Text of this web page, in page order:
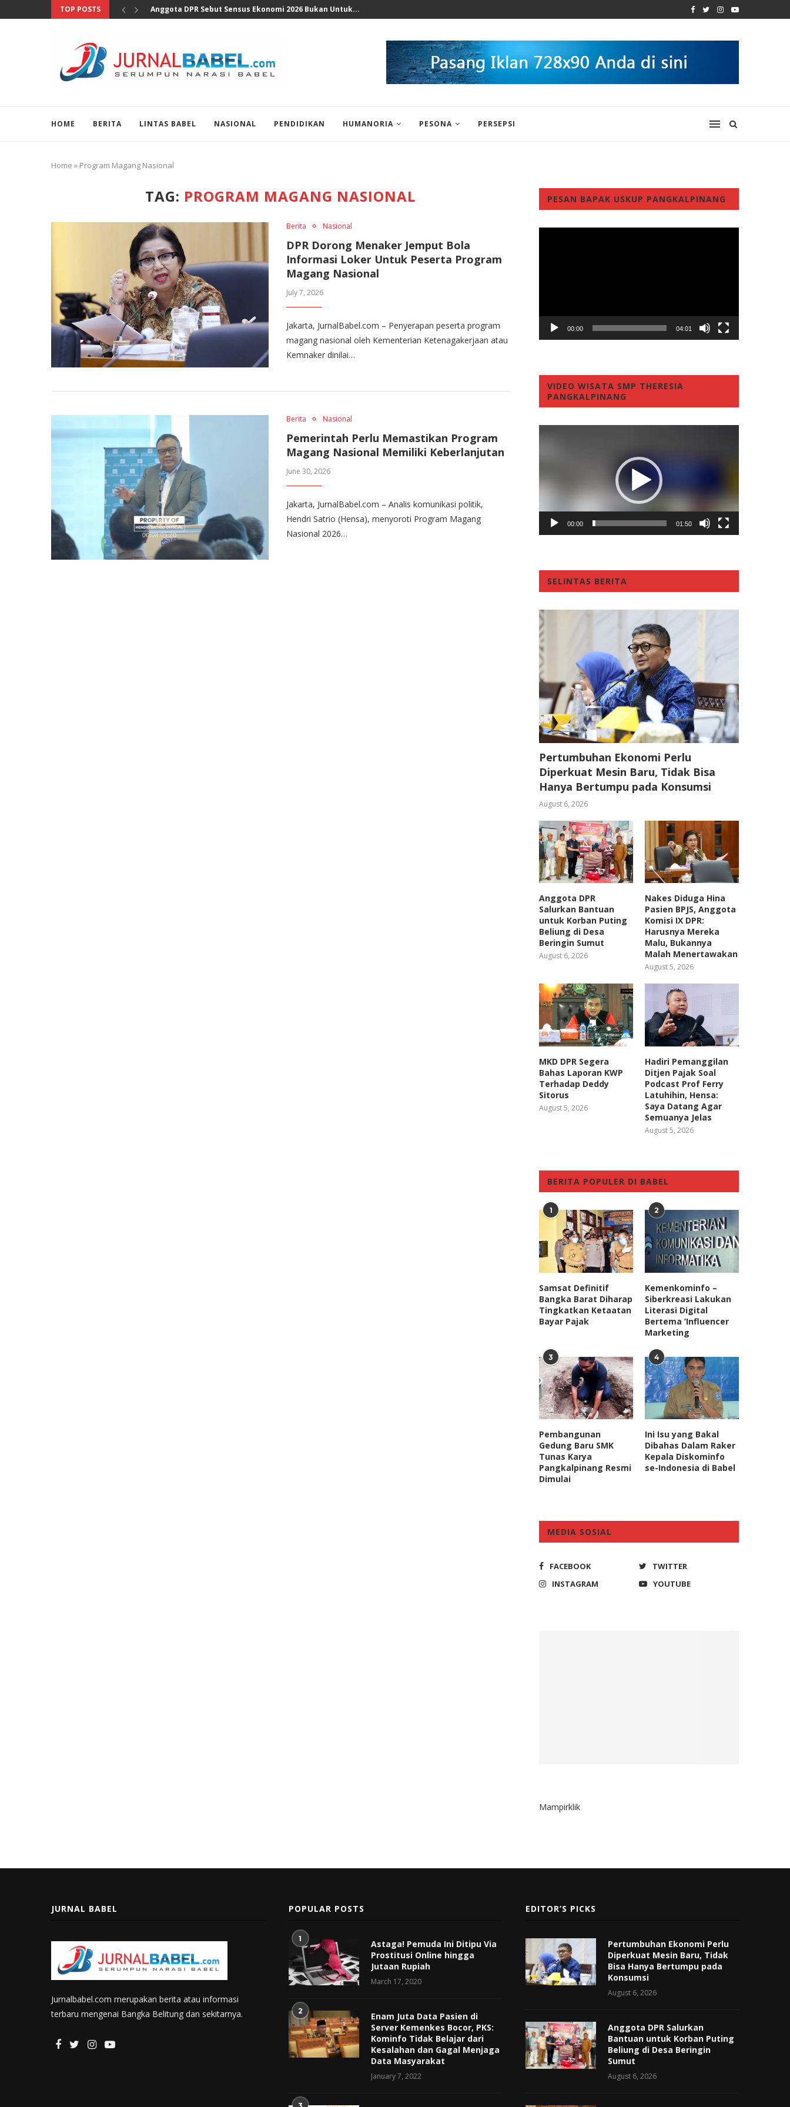
TOP POSTS Marak Kepala Daerah Terjaring KPK, Legislator Minta Tingkatkan...
HOME BERITA LINTAS BABEL NASIONAL PENDIDIKAN HUMANORIA PESONA PERSEPSI
Home » Program Magang Nasional
TAG: PROGRAM MAGANG NASIONAL
Berita Nasional
DPR Dorong Menaker Jemput Bola
Informasi Loker Untuk Peserta Program
Magang Nasional
July 7, 2026
Jakarta, JurnalBabel.com – Penyerapan peserta program
magang nasional oleh Kementerian Ketenagakerjaan atau
Kemnaker dinilai…
Berita Nasional
Pemerintah Perlu Memastikan Program
Magang Nasional Memiliki Keberlanjutan
June 30, 2026
Jakarta, JurnalBabel.com – Analis komunikasi politik,
Hendri Satrio (Hensa), menyoroti Program Magang
Nasional 2026…
PESAN BAPAK USKUP PANGKALPINANG
00:00 04:01
VIDEO WISATA SMP THERESIA
PANGKALPINANG
00:00 01:50
SELINTAS BERITA
Pertumbuhan Ekonomi Perlu
Diperkuat Mesin Baru, Tidak Bisa
Hanya Bertumpu pada Konsumsi
August 6, 2026
Anggota DPR
Salurkan Bantuan
untuk Korban Puting
Beliung di Desa
Beringin Sumut
August 6, 2026
Nakes Diduga Hina
Pasien BPJS, Anggota
Komisi IX DPR:
Harusnya Mereka
Malu, Bukannya
Malah Menertawakan
August 5, 2026
MKD DPR Segera
Bahas Laporan KWP
Terhadap Deddy
Sitorus
August 5, 2026
Hadiri Pemanggilan
Ditjen Pajak Soal
Podcast Prof Ferry
Latuhihin, Hensa:
Saya Datang Agar
Semuanya Jelas
August 5, 2026
BERITA POPULER DI BABEL
1
Samsat Definitif
Bangka Barat Diharap
Tingkatkan Ketaatan
Bayar Pajak
2
Kemenkominfo –
Siberkreasi Lakukan
Literasi Digital
Bertema ‘Influencer
Marketing
3
Pembangunan
Gedung Baru SMK
Tunas Karya
Pangkalpinang Resmi
Dimulai
4
Ini Isu yang Bakal
Dibahas Dalam Raker
Kepala Diskominfo
se-Indonesia di Babel
MEDIA SOSIAL
FACEBOOK
TWITTER
INSTAGRAM
YOUTUBE
Mampirklik
JURNAL BABEL
Jurnalbabel.com merupakan berita atau informasi
terbaru mengenai Bangka Belitung dan sekitarnya.
POPULAR POSTS
1
Astaga! Pemuda Ini Ditipu Via
Prostitusi Online hingga
Jutaan Rupiah
March 17, 2020
2
Enam Juta Data Pasien di
Server Kemenkes Bocor, PKS:
Kominfo Tidak Belajar dari
Kesalahan dan Gagal Menjaga
Data Masyarakat
January 7, 2022
EDITOR’S PICKS
Pertumbuhan Ekonomi Perlu
Diperkuat Mesin Baru, Tidak
Bisa Hanya Bertumpu pada
Konsumsi
August 6, 2026
Anggota DPR Salurkan
Bantuan untuk Korban Puting
Beliung di Desa Beringin
Sumut
August 6, 2026